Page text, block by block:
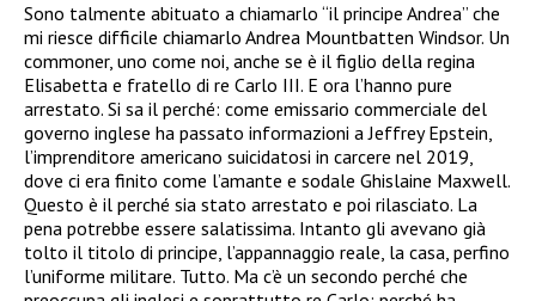
Sono talmente abituato a chiamarlo “il principe Andrea” che
mi riesce difficile chiamarlo Andrea Mountbatten Windsor. Un
commoner, uno come noi, anche se è il figlio della regina
Elisabetta e fratello di re Carlo III. E ora l’hanno pure
arrestato. Si sa il perché: come emissario commerciale del
governo inglese ha passato informazioni a Jeffrey Epstein,
l’imprenditore americano suicidatosi in carcere nel 2019,
dove ci era finito come l’amante e sodale Ghislaine Maxwell.
Questo è il perché sia stato arrestato e poi rilasciato. La
pena potrebbe essere salatissima. Intanto gli avevano già
tolto il titolo di principe, l’appannaggio reale, la casa, perfino
l’uniforme militare. Tutto. Ma c’è un secondo perché che